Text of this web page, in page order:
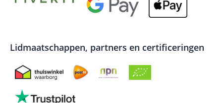
Lidmaatschappen, partners en certificeringen